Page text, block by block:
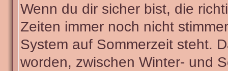
Wenn du dir sicher bist, die
Zeiten immer noch nicht
System auf Sommerzeit steht.
worden, zwischen Winter- und